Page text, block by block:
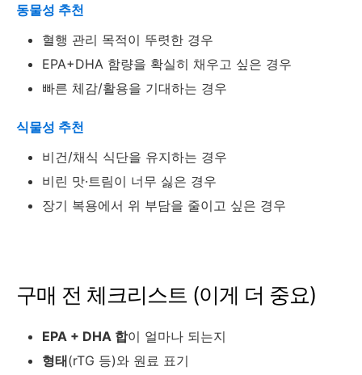
동물성 추천
혈행 관리 목적이 뚜렷한 경우
EPA+DHA 함량을 확실히 채우고 싶은 경우
빠른 체감/활용을 기대하는 경우
식물성 추천
비건/채식 식단을 유지하는 경우
비린 맛·트림이 너무 싫은 경우
장기 복용에서 위 부담을 줄이고 싶은 경우
구매 전 체크리스트 (이게 더 중요)
EPA + DHA 합이 얼마나 되는지
형태(rTG 등)와 원료 표기